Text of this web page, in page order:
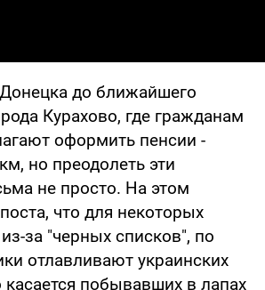
до ближайшего
Курахово, где гражданам
оформить пенсии -
но преодолеть эти
не просто. На этом
что для некоторых
за "черных списков", по
отлавливают украинских
касается побывавших в лапах